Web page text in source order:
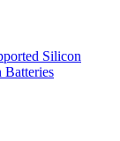
Silicon